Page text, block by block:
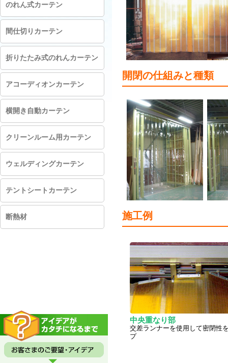
開閉の仕組みと種類
施工例
中央重なり部
交差ランナーを使用して密閉性
プ
のれん式カーテン
間仕切りカーテン
折りたたみ式のれんカーテン
アコーディオンカーテン
横開き自動カーテン
クリーンルーム用カーテン
ウェルディングカーテン
テントシートカーテン
断熱材